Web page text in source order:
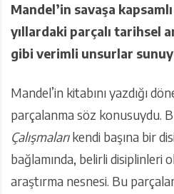
Mandel’in savaşa
yıllardaki parçalı tarihsel
gibi verimli unsurlar
Mandel’in kitabını yazdığı
parçalanma söz konusuydu.
Çalışmalarıkendi başına bir
bağlamında, belirli disiplinleri
araştırma nesnesi. Bu